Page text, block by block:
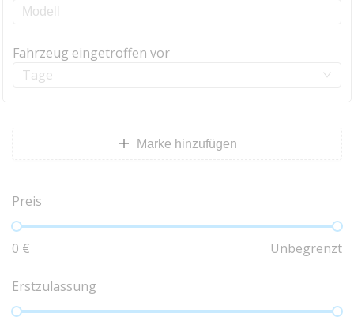
Fahrzeug eingetroffen vor
Tage
Marke hinzufügen
Preis
0 € Unbegrenzt
Erstzulassung